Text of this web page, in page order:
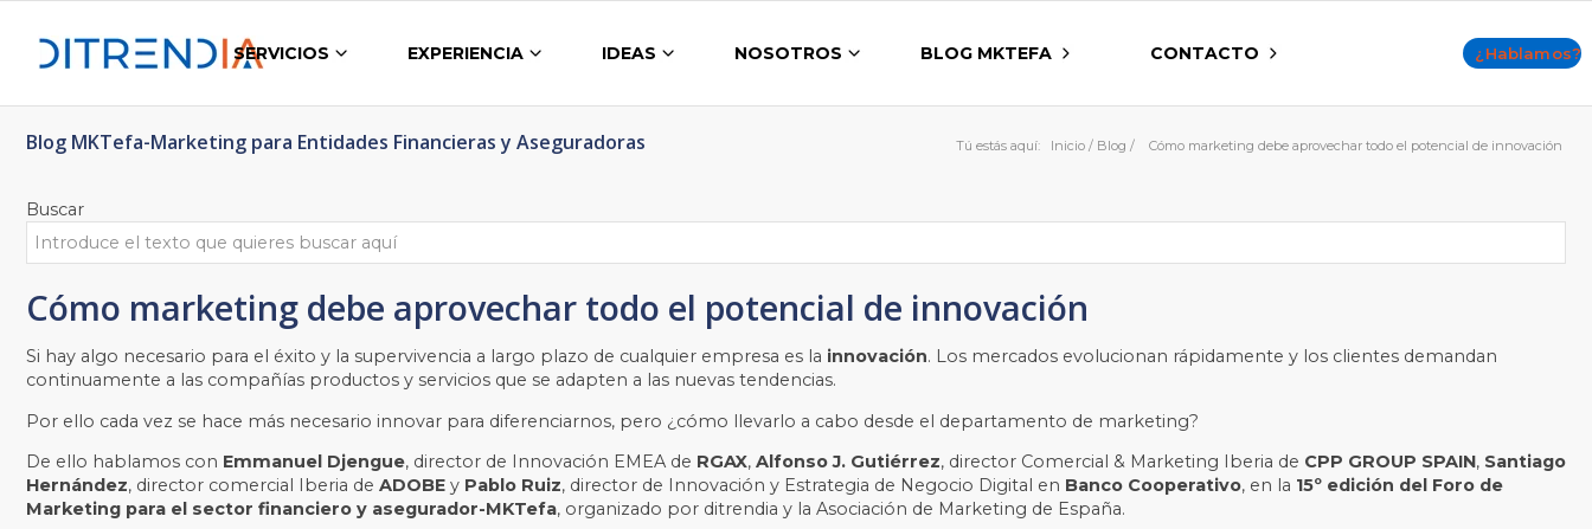
SERVICIOS EXPERIENCIA IDEAS NOSOTROS BLOG MKTEFA CONTACTO ¿Hablamos?
Blog MKTefa-Marketing para Entidades Financieras y Aseguradoras Tú estás aquí: Inicio / Blog / Cómo marketing debe aprovechar todo el potencial de innovación
Buscar
Cómo marketing debe aprovechar todo el potencial de innovación
Si hay algo necesario para el éxito y la supervivencia a largo plazo de cualquier empresa es la innovación. Los mercados evolucionan rápidamente y los clientes demandan
continuamente a las compañías productos y servicios que se adapten a las nuevas tendencias.
Por ello cada vez se hace más necesario innovar para diferenciarnos, pero ¿cómo llevarlo a cabo desde el departamento de marketing?
De ello hablamos con Emmanuel Djengue, director de Innovación EMEA de RGAX, Alfonso J. Gutiérrez, director Comercial & Marketing Iberia de CPP GROUP SPAIN, Santiago
Hernández, director comercial Iberia de ADOBE y Pablo Ruiz, director de Innovación y Estrategia de Negocio Digital en Banco Cooperativo, en la 15º edición del Foro de
Marketing para el sector financiero y asegurador-MKTefa, organizado por ditrendia y la Asociación de Marketing de España.